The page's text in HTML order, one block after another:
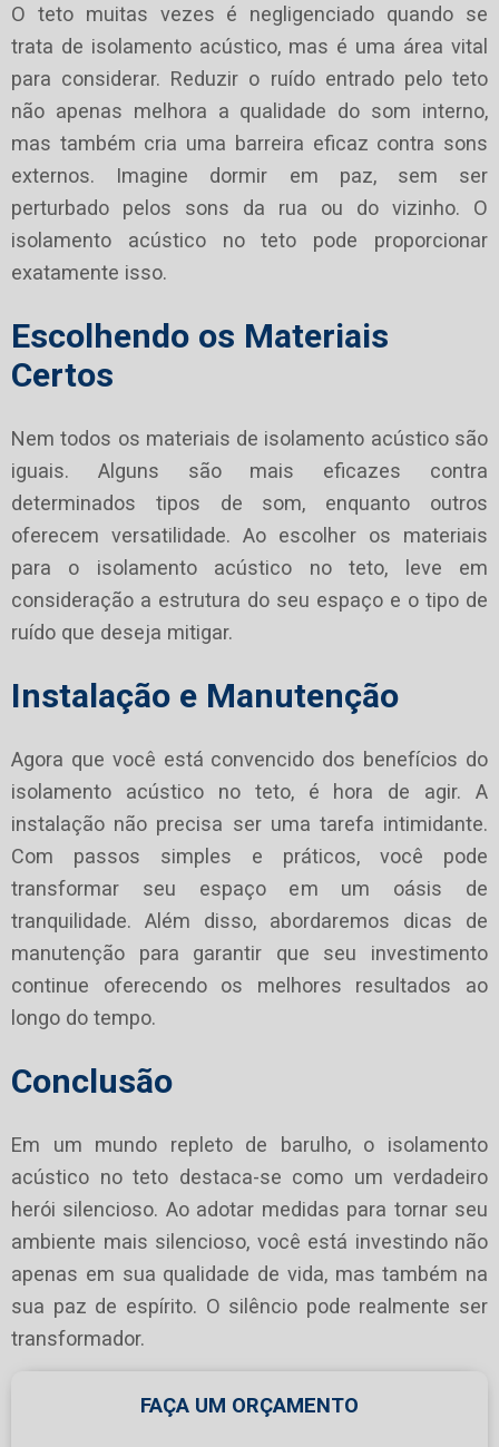
O teto muitas vezes é negligenciado quando se
trata de isolamento acústico, mas é uma área vital
para considerar. Reduzir o ruído entrado pelo teto
não apenas melhora a qualidade do som interno,
mas também cria uma barreira eficaz contra sons
externos. Imagine dormir em paz, sem ser
perturbado pelos sons da rua ou do vizinho. O
isolamento acústico no teto pode proporcionar
exatamente isso.
Escolhendo os Materiais
Certos
Nem todos os materiais de isolamento acústico são
iguais. Alguns são mais eficazes contra
determinados tipos de som, enquanto outros
oferecem versatilidade. Ao escolher os materiais
para o isolamento acústico no teto, leve em
consideração a estrutura do seu espaço e o tipo de
ruído que deseja mitigar.
Instalação e Manutenção
Agora que você está convencido dos benefícios do
isolamento acústico no teto, é hora de agir. A
instalação não precisa ser uma tarefa intimidante.
Com passos simples e práticos, você pode
transformar seu espaço em um oásis de
tranquilidade. Além disso, abordaremos dicas de
manutenção para garantir que seu investimento
continue oferecendo os melhores resultados ao
longo do tempo.
Conclusão
Em um mundo repleto de barulho, o isolamento
acústico no teto destaca-se como um verdadeiro
herói silencioso. Ao adotar medidas para tornar seu
ambiente mais silencioso, você está investindo não
apenas em sua qualidade de vida, mas também na
sua paz de espírito. O silêncio pode realmente ser
transformador.
FAÇA UM ORÇAMENTO